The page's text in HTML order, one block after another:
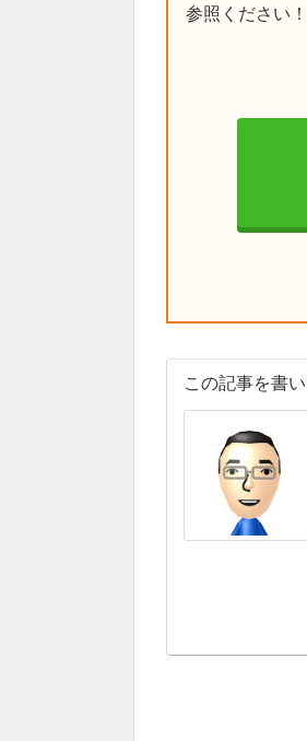
参照ください！
この記事を書い